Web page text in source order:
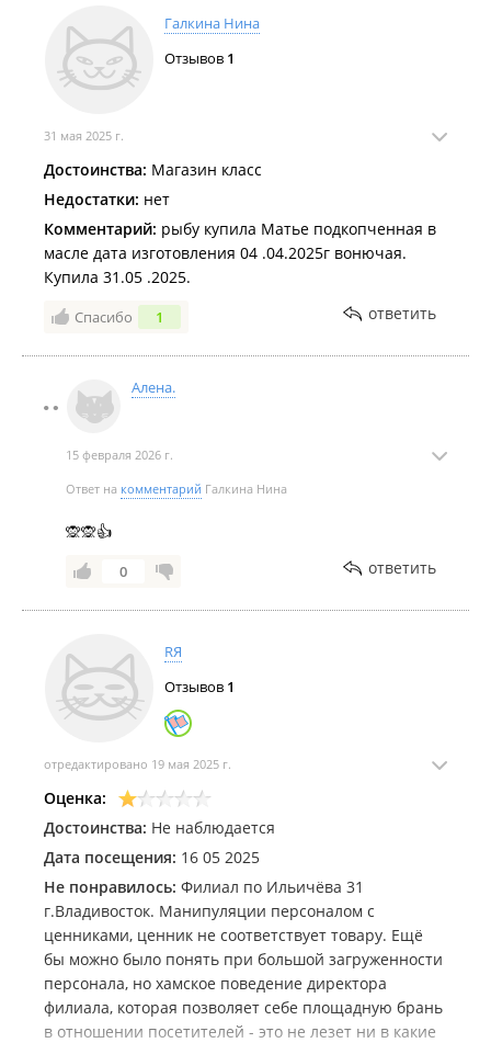
Галкина Нина
Отзывов 1
31 мая 2025 г.
Достоинства: Магазин класс
Недостатки: нет
Комментарий: рыбу купила Матье подкопченная в
масле дата изготовления 04 .04.2025г вонючая.
Купила 31.05 .2025.
Спасибо 1 ответить
Алена.
15 февраля 2026 г.
Ответ на комментарий Галкина Нина
🙊🙊👍
0 ответить
RЯ
Отзывов 1
отредактировано 19 мая 2025 г.
Оценка:
Достоинства: Не наблюдается
Дата посещения: 16 05 2025
Не понравилось: Филиал по Ильичёва 31
г.Владивосток. Манипуляции персоналом с
ценниками, ценник не соответствует товару. Ещё
бы можно было понять при большой загруженности
персонала, но хамское поведение директора
филиала, которая позволяет себе площадную брань
в отношении посетителей - это не лезет ни в какие